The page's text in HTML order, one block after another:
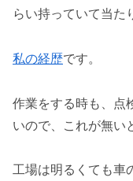
らい持っていて当た
私の経歴です。
作業をする時も、点
いので、これが無い
工場は明るくても車